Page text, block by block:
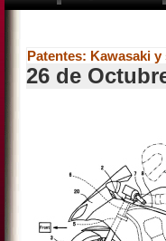
Patentes: Kawasaki
26 de